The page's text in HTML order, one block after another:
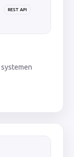
REST API
systemen